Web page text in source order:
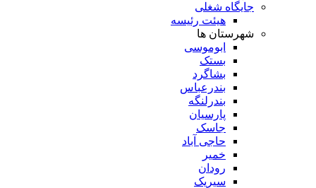
جایگاه شغلی
هیئت رئیسه
شهرستان ها
ابوموسی
بستک
بشاگرد
بندرعباس
بندرلنگه
پارسیان
جاسک
حاجی آباد
خمیر
رودان
سیریک